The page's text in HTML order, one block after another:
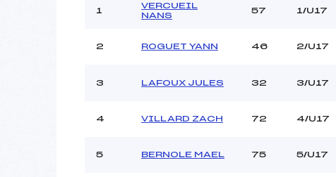
Pénalité appliquée :
1
VERCUEIL
NANS
57 1/U17
2 ROGUET YANN 46 2/U17
3 LAFOUX JULES 32 3/U17
4 VILLARD ZACH 72 4/U17
5 BERNOLE MAEL 75 5/U17